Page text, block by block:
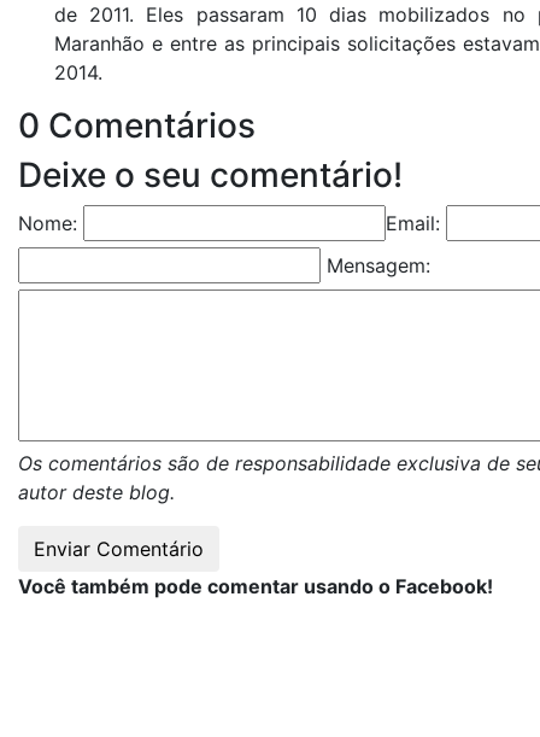
de 2011. Eles passaram 10 dias mobilizados
Maranhão e entre as principais solicitações
2014.
0 Comentários
Deixe o seu comentário!
Nome:
Email:
Mensagem:
Os comentários são de responsabilidade exclusiva de
autor deste blog.
Você também pode comentar usando o Facebook!